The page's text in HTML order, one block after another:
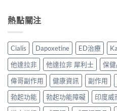
熱點關注
Cialis Dapoxetine ED治療
他達拉非
他達拉非 犀利士 保健
偉哥副作用
健康資訊 副作用
勃起功能
勃起功能障礙 印度威